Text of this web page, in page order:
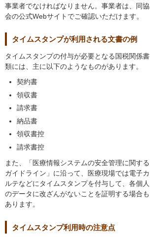
事業者でなければなりません。事業者は、同協
会の公式Webサイトでご確認いただけます。
タイムスタンプが利用される文書の例
タイムスタンプの付与が必要となる国税関係書
類には、主に以下のようなものがあります。
契約書
領収書
請求書
納品書
領収書控
請求書控
また、「医療情報システムの安全管理に関する
ガイドライン」に沿って、医療現場では電子カ
ルテなどにタイムスタンプを付与して、各個人
のデータに改ざんがないことを証明する場合も
あります。
タイムスタンプ利用時の注意点